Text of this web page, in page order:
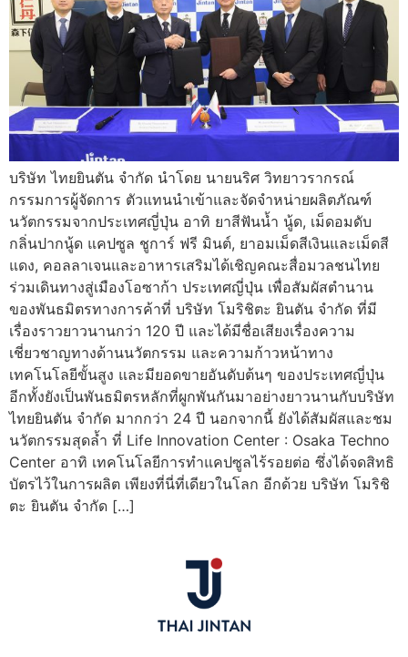
บริษัท ไทยยินตัน จำกัด นำโดย นายนริศ วิทยาวรากรณ์
กรรมการผู้จัดการ ตัวแทนนำเข้าและจัดจำหน่ายผลิตภัณฑ์
นวัตกรรมจากประเทศญี่ปุ่น อาทิ ยาสีฟันน้ำ นู้ด, เม็ดอมดับ
กลิ่นปากนู้ด แคปซูล ชูการ์ ฟรี มินต์, ยาอมเม็ดสีเงินและเม็ดสี
แดง, คอลลาเจนและอาหารเสริมได้เชิญคณะสื่อมวลชนไทย
ร่วมเดินทางสู่เมืองโอซาก้า ประเทศญี่ปุ่น เพื่อสัมผัสตำนาน
ของพันธมิตรทางการค้าที่ บริษัท โมริชิตะ ยินตัน จำกัด ที่มี
เรื่องราวยาวนานกว่า 120 ปี และได้มีชื่อเสียงเรื่องความ
เชี่ยวชาญทางด้านนวัตกรรม และความก้าวหน้าทาง
เทคโนโลยีขั้นสูง และมียอดขายอันดับต้นๆ ของประเทศญี่ปุ่น
อีกทั้งยังเป็นพันธมิตรหลักที่ผูกพันกันมาอย่างยาวนานกับบริษัท
ไทยยินตัน จำกัด มากกว่า 24 ปี นอกจากนี้ ยังได้สัมผัสและชม
นวัตกรรมสุดล้ำ ที่ Life Innovation Center : Osaka Techno
Center อาทิ เทคโนโลยีการทำแคปซูลไร้รอยต่อ ซึ่งได้จดสิทธิ
บัตรไว้ในการผลิต เพียงที่นี่ที่เดียวในโลก อีกด้วย บริษัท โมริชิ
ตะ ยินตัน จำกัด […]